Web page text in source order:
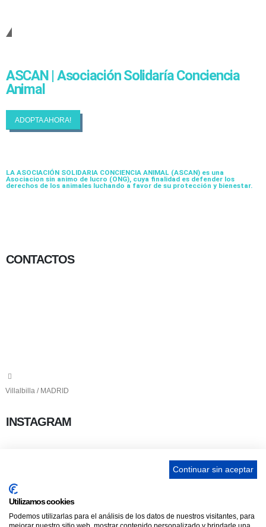
ASCAN | Asociación Solidaría Conciencia
Animal
ADOPTA AHORA!
LA ASOCIACIÓN SOLIDARIA CONCIENCIA ANIMAL (ASCAN) es una
Asociacion sin animo de lucro (ONG), cuya finalidad es defender los
derechos de los animales luchando a favor de su protección y bienestar.
CONTACTOS
Villalbilla / MADRID
INSTAGRAM
ENLACES
Contacta
Continuar sin aceptar
Utilizamos cookies
Podemos utilizarlas para el análisis de los datos de nuestros visitantes, para